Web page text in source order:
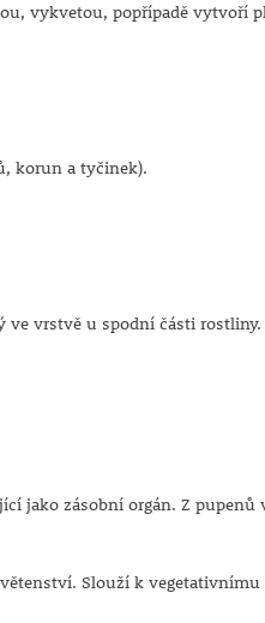
vykvetou, popřípadě vytvoří
korun a tyčinek).
vrstvě u spodní části
jako zásobní orgán. Z
Slouží k